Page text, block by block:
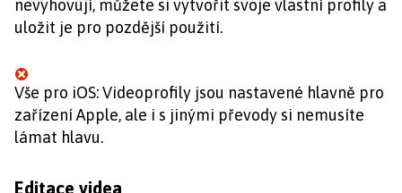
nevyhovují, můžete si vytvořit svoje vlastní profily a
uložit je pro pozdější použití.
Vše pro iOS: Videoprofily jsou nastavené hlavně pro
zařízení Apple, ale i s jinými převody si nemusíte
lámat hlavu.
Editace videa